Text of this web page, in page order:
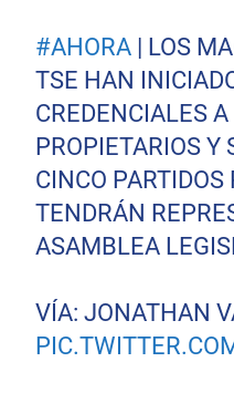
#AHORA | LOS
TSE HAN
CREDENCIALES
PROPIETARIOS Y
CINCO PARTIDOS
TENDRÁN
ASAMBLEA
VÍA: JONATHAN